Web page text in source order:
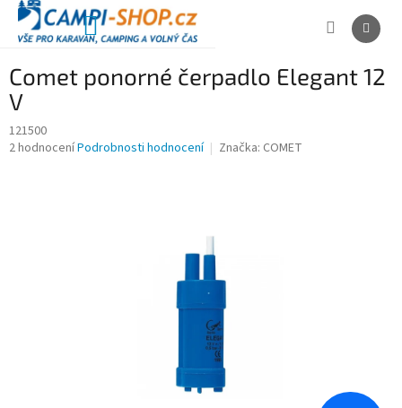
Přejít
obsah
NÁKUPNÍ
Comet ponorné čerpadlo Elegant 12
V
121500
Průměrné
2 hodnoceníPodrobnosti hodnocení Značka: COMET